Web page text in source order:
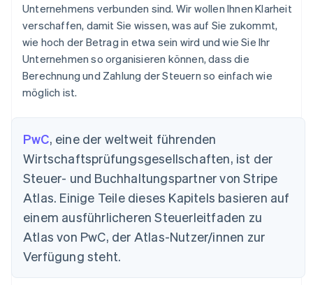
Unternehmens verbunden sind. Wir wollen Ihnen Klarheit
verschaffen, damit Sie wissen, was auf Sie zukommt,
wie hoch der Betrag in etwa sein wird und wie Sie Ihr
Unternehmen so organisieren können, dass die
Berechnung und Zahlung der Steuern so einfach wie
möglich ist.
PwC, eine der weltweit führenden
Wirtschaftsprüfungsgesellschaften, ist der
Steuer- und Buchhaltungspartner von Stripe
Atlas. Einige Teile dieses Kapitels basieren auf
einem ausführlicheren Steuerleitfaden zu
Atlas von PwC, der Atlas-Nutzer/innen zur
Verfügung steht.